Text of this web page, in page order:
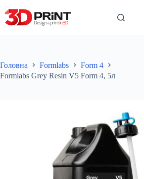
до
вмісту
Головна Formlabs
Form 4
Formlabs Grey Resin V5 Form 4, 5л